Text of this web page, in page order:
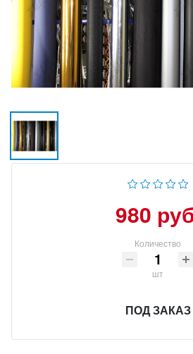
980
Количество
шт
ПОД ЗАКАЗ